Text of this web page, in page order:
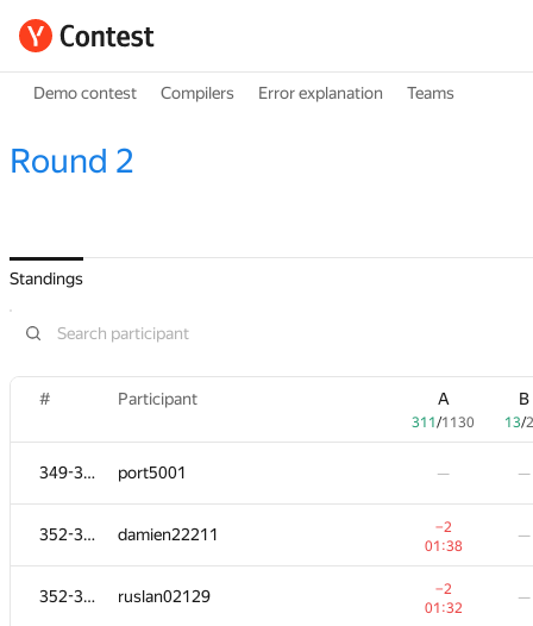
Demo contest Compilers Error explanation Teams
Round 2
Standings
# Participant A
311/1130
B
13/
349-351 port5001 — —
352-353 damien22211
−2
01:38
—
352-353 ruslan02129
−2
01:32
—